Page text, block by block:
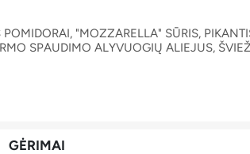
"MOZZARELLA" SŪRIS,
SPAUDIMO ALYVUOGIŲ ALIEJUS,
GĖRIMAI